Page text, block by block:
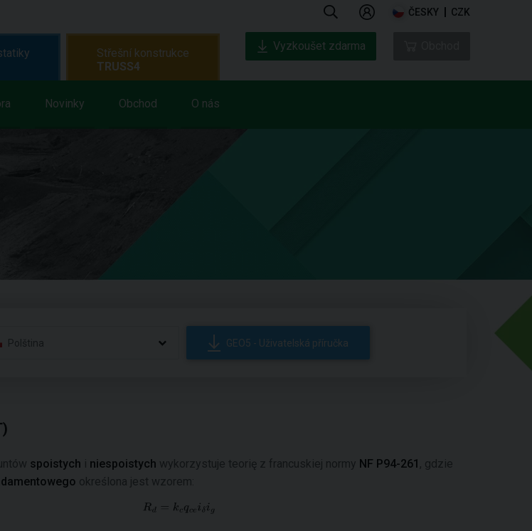
ČESKY CZK
Novinky Obchod O nás
Střešní konstrukce
TRUSS4
Vyzkoušet zdarma
Polština GEO5 - Uživatelská příručka
spoistych i niespoistych wykorzystuje teorię z francuskiej normy NF P94-261 , gdzie
określona jest wzorem: